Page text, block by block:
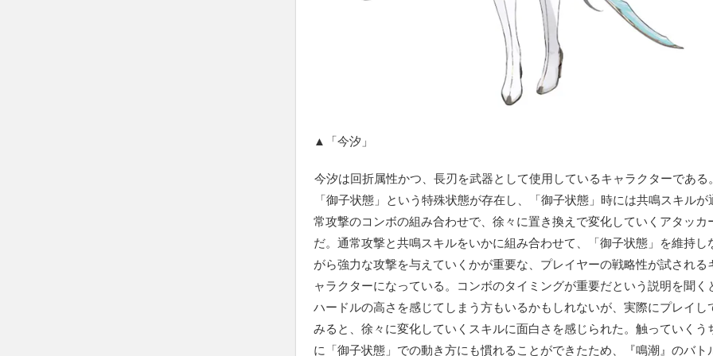
▲「今汐」
今汐は回折属性かつ、長刃を武器として使用しているキャラクターである。
「御子状態」という特殊状態が存在し、「御子状態」時には共鳴スキルが
常攻撃のコンボの組み合わせで、徐々に置き換えで変化していくアタッカ
だ。通常攻撃と共鳴スキルをいかに組み合わせて、「御子状態」を維持し
がら強力な攻撃を与えていくかが重要な、プレイヤーの戦略性が試される
ャラクターになっている。コンボのタイミングが重要だという説明を聞く
ハードルの高さを感じてしまう方もいるかもしれないが、実際にプレイし
みると、徐々に変化していくスキルに面白さを感じられた。触っていくう
に「御子状態」での動き方にも慣れることができたため、『鳴潮』のバト